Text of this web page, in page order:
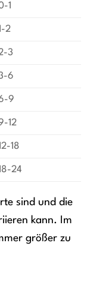
1
2
3
6
9
12
18
24
sind und die
kann. Im
größer zu